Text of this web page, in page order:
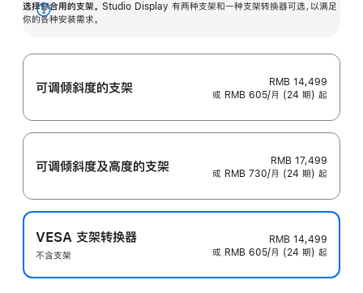
选择你合用的支架。 Studio Display 有两种支架和一种支架转换器可选，以满足
你的各种安装需求。
展
可调倾斜度的支架
RMB 14,499
或 RMB 605/月 (24 期) 起
可调倾斜度及高‍度的支‍架
RMB 17,499
或 RMB 730/月 (24 期) 起
VESA 支架转换器
不含支架
RMB 14,499
或 RMB 605/月 (24 期) 起